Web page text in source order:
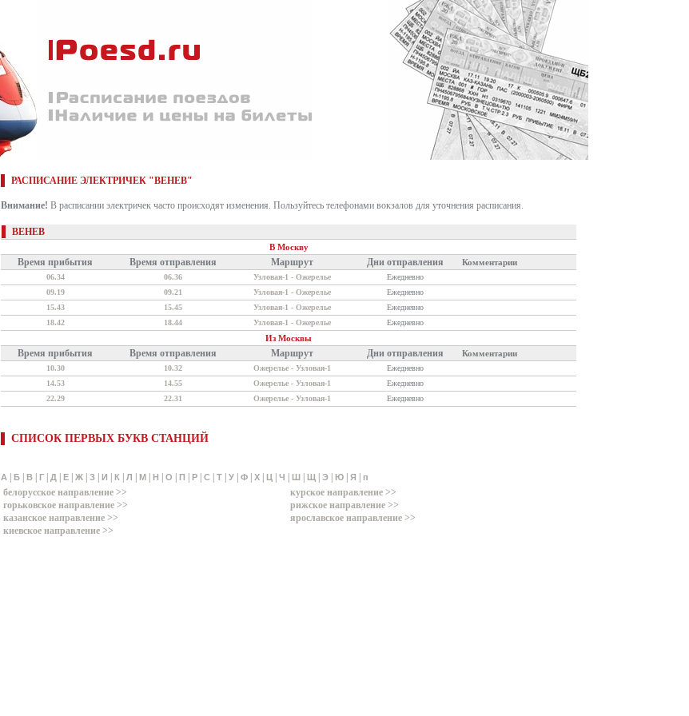
РАСПИСАНИЕ ЭЛЕКТРИЧЕК "ВЕНЕВ"
Внимание! В расписании электричек часто происходят изменения. Пользуйтесь телефонами вокзалов для уточнения расписания.
ВЕНЕВ
В Москву
Время прибытия Время отправления Маршрут Дни отправления Комментарии
06.34 06.36 Узловая-1 - Ожерелье
Ежедневно
09.19
09.21 Узловая-1 - Ожерелье
Ежедневно
15.43
15.45 Узловая-1 - Ожерелье
Ежедневно
18.42
18.44 Узловая-1 - Ожерелье Ежедневно
Из Москвы
Время прибытия Время отправления Маршрут Дни отправления Комментарии
10.30 10.32 Ожерелье - Узловая-1
Ежедневно
14.53
14.55 Ожерелье - Узловая-1
Ежедневно
22.29
22.31 Ожерелье - Узловая-1 Ежедневно
СПИСОК ПЕРВЫХ БУКВ СТАНЦИЙ
А Б В Г Д Е Ж З И К Л М Н О П Р С Т У Ф Х Ц Ч Ш Щ Э Ю Я п
белорусское направление >>
горьковское направление >>
казанское направление >>
киевское направление >>
курское направление >>
рижское направление >>
ярославское направление >>